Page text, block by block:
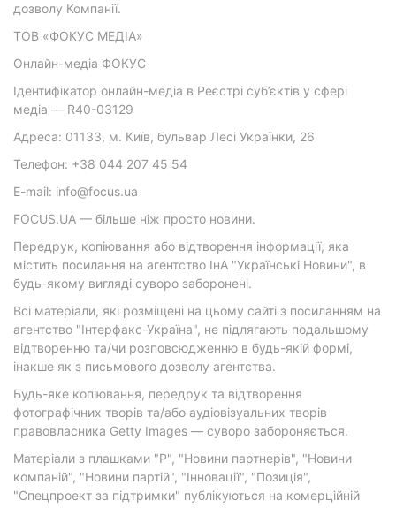
дозволу Компанії.
ТОВ «ФОКУС МЕДІА»
Онлайн-медіа ФОКУС
Ідентифікатор онлайн-медіа в Реєстрі суб’єктів у сфері
медіа — R40-03129
Адреса: 01133, м. Київ, бульвар Лесі Українки, 26
Телефон: +38 044 207 45 54
E-mail: info@focus.ua
FOCUS.UA — більше ніж просто новини.
Передрук, копіювання або відтворення інформації, яка
містить посилання на агентство ІнА "Українські Новини", в
будь-якому вигляді суворо заборонені.
Всі матеріали, які розміщені на цьому сайті з посиланням на
агентство "Інтерфакс-Україна", не підлягають подальшому
відтворенню та/чи розповсюдженню в будь-якій формі,
інакше як з письмового дозволу агентства.
Будь-яке копіювання, передрук та відтворення
фотографічних творів та/або аудіовізуальних творів
правовласника Getty Images — суворо забороняється.
Матеріали з плашками "Р", "Новини партнерів", "Новини
компаній", "Новини партій", "Інновації", "Позиція",
"Спецпроект за підтримки" публікуються на комерційній